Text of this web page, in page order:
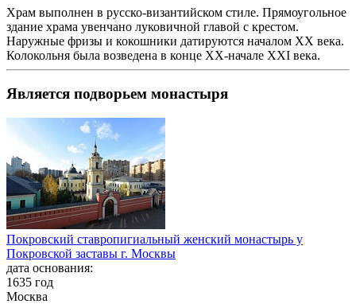
Храм выполнен в русско-византийском стиле. Прямоугольное
здание храма увенчано луковичной главой с крестом.
Наружные фризы и кокошники датируются началом XX века.
Колокольня была возведена в конце XX-начале XXI века.
Является подворьем монастыря
Покровский ставропигиальный женский монастырь у
Покровской заставы г. Москвы
дата основания:
1635 год
Москва